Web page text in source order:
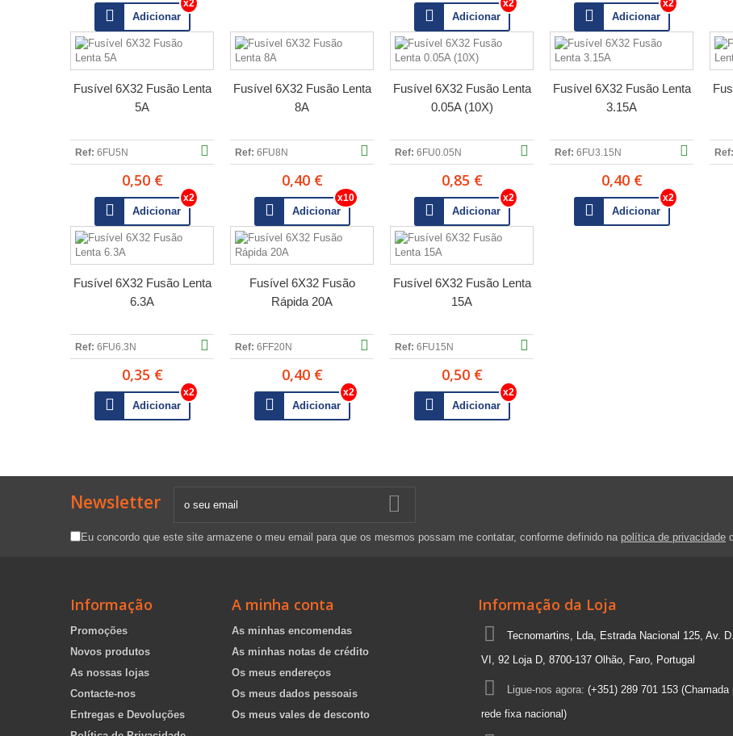
Adicionar Adicionar Adicionar
Fusível 6X32 Fusão Lenta
5A
Ref: 6FU5N
0,50 €
Adicionar
Fusível 6X32 Fusão Lenta
8A
Ref: 6FU8N
0,40 €
Adicionar
Fusível 6X32 Fusão Lenta
0.05A (10X)
Ref: 6FU0.05N
0,85 €
Adicionar
Fusível 6X32 Fusão Lenta
3.15A
Ref: 6FU3.15N
0,40 €
Adicionar
Ref:
Fusível 6X32 Fusão Lenta
6.3A
Ref: 6FU6.3N
0,35 €
Adicionar
Fusível 6X32 Fusão
Rápida 20A
Ref: 6FF20N
0,40 €
Adicionar
Fusível 6X32 Fusão Lenta
15A
Ref: 6FU15N
0,50 €
Adicionar
Newsletter
Eu concordo que este site armazene o meu email para que os mesmos possam me contatar, conforme definido na política de privacidade
Informação
Promoções
Novos produtos
As nossas lojas
Contacte-nos
Entregas e Devoluções
A minha conta
As minhas encomendas
As minhas notas de crédito
Os meus endereços
Os meus dados pessoais
Os meus vales de desconto
Informação da Loja
Tecnomartins, Lda, Estrada Nacional 125, Av.
VI, 92 Loja D, 8700-137 Olhão, Faro, Portugal
Ligue-nos agora: (+351) 289 701 153 (Chamada
rede fixa nacional)